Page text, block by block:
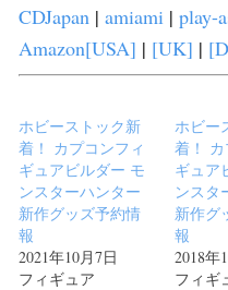
CDJapan | amiami | play-
Amazon[USA] | [UK] |
ホビーストック新
着！ カプコンフィ
ギュアビルダー モ
ンスターハンター
新作グッズ予約情
報
2021年10月7日
フィギュア
ホビー
着！ カ
ギュア
ンスタ
新作グ
報
2018年
フィギ